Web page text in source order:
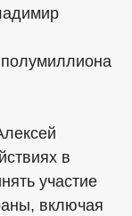
в
участие
включая